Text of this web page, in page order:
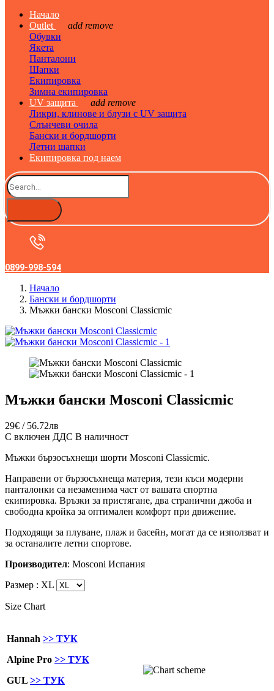
Начало
Outlet
add remove
Обувки
Якета
Панталони
Шапки
Екипировка
Зимна екипировка
UV защита
add remove
Ликри, клинове и блузи с UV защита
Слънчеви очила
Бански и бордшорти
Летни шапки
Екипировка под наем
0899-998-594
Начало
Бански и бордшорти
Мъжки бански Mosconi Classicmic
Мъжки бански Mosconi Classicmic
29€ / 56.72лв
С включен ДДС В наличност
Мъжки бързосъхнещи шорти Mosconi Classicmic.
Направени от бързосъхнеща материя, тези къси модерни
панталонки са незаменима част от вашата спортна
екипировка. Връзки за пристягане, два странични джоба и
свободна кройка за оптимален комфорт при движение.
Подходящи за плуване, плаж и басейн, могат да се използват и
за останалите летни спортове.
Производител: Mosconi Испания
Размер : XL
Size Chart
Hannah >> ТУК
Alpine Pro >> ТУК
GUL >> ТУК